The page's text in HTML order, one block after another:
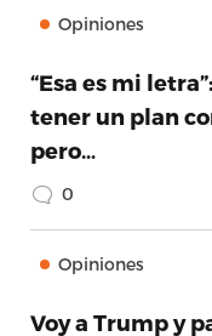
Opiniones
“Esa es mi
tener un plan
pero…
0
Opiniones
Voy a Trump y